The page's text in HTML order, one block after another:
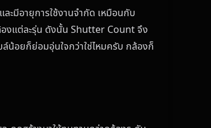
ะมีอายุการใช้งานจำกัด เหมือนกับ
องแต่ละรุ่น ดังนั้น Shutter Count จึง
น้อยก็ย่อมอุ่นใจกว่าใช่ไหมครับ กล้องก็